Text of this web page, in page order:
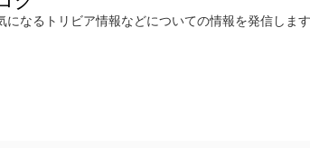
になるトリビア情報などについての情報を発信